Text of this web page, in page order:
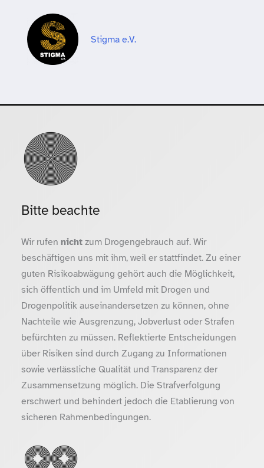
Stigma e.V.
Bitte beachte
Wir rufen nichtzum Drogengebrauch auf. Wir
beschäftigen uns mit ihm, weil er stattfindet. Zu einer
guten Risikoabwägung gehört auch die Möglichkeit,
sich öffentlich und im Umfeld mit Drogen und
Drogenpolitik auseinandersetzen zu können, ohne
Nachteile wie Ausgrenzung, Jobverlust oder Strafen
befürchten zu müssen. Reflektierte Entscheidungen
über Risiken sind durch Zugang zu Informationen
sowie verlässliche Qualität und Transparenz der
Zusammensetzung möglich. Die Strafverfolgung
erschwert und behindert jedoch die Etablierung von
sicheren Rahmenbedingungen.